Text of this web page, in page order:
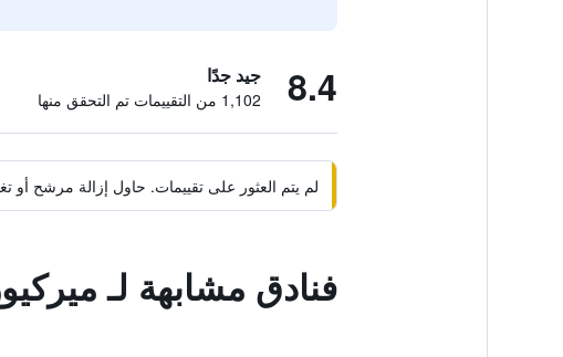
8.4 جيد جدًا
1,102 من التقييمات تم التحقق منها
لم يتم العثور على تقييمات. حاول إزالة مرشح
فنادق مشابهة لـ